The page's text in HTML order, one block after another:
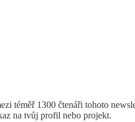
téměř 1300 čtenáři tohoto
na tvůj profil nebo projekt.